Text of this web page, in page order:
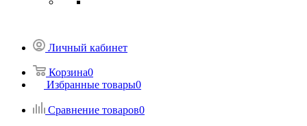
Личный кабинет
Корзина0
Избранные товары0
Сравнение товаров0